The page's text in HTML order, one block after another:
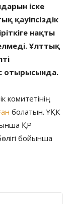
іске
қауіпсіздік
нақты
Ұлттық
отырысында.
комитетінің
болатын. ҰҚК
ҚР
бойынша